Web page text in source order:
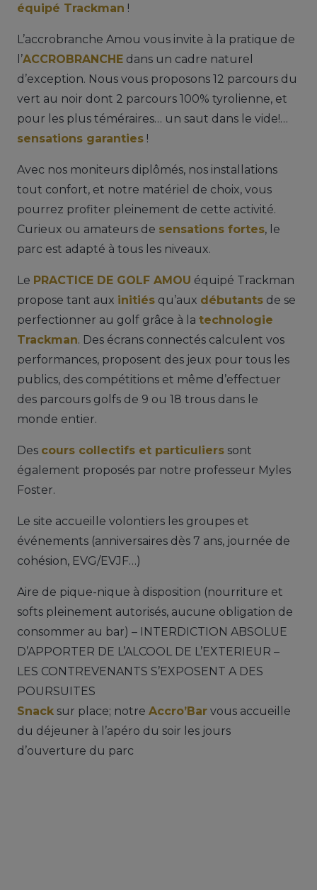
équipé Trackman !
L’accrobranche Amou vous invite à la pratique de
l’ACCROBRANCHE dans un cadre naturel
d’exception. Nous vous proposons 12 parcours du
vert au noir dont 2 parcours 100% tyrolienne, et
pour les plus téméraires… un saut dans le vide!…
sensations garanties !
Avec nos moniteurs diplômés, nos installations
tout confort, et notre matériel de choix, vous
pourrez profiter pleinement de cette activité.
Curieux ou amateurs de sensations fortes, le
parc est adapté à tous les niveaux.
Le PRACTICE DE GOLF AMOU équipé Trackman
propose tant aux initiés qu’aux débutants de se
perfectionner au golf grâce à la technologie
Trackman. Des écrans connectés calculent vos
performances, proposent des jeux pour tous les
publics, des compétitions et même d’effectuer
des parcours golfs de 9 ou 18 trous dans le
monde entier.
Des cours collectifs et particuliers sont
également proposés par notre professeur Myles
Foster.
Le site accueille volontiers les groupes et
événements (anniversaires dès 7 ans, journée de
cohésion, EVG/EVJF…)
Aire de pique-nique à disposition (nourriture et
softs pleinement autorisés, aucune obligation de
consommer au bar) – INTERDICTION ABSOLUE
D’APPORTER DE L’ALCOOL DE L’EXTERIEUR –
LES CONTREVENANTS S’EXPOSENT A DES
POURSUITES
Snack sur place; notre Accro’Bar vous accueille
du déjeuner à l’apéro du soir les jours
d’ouverture du parc